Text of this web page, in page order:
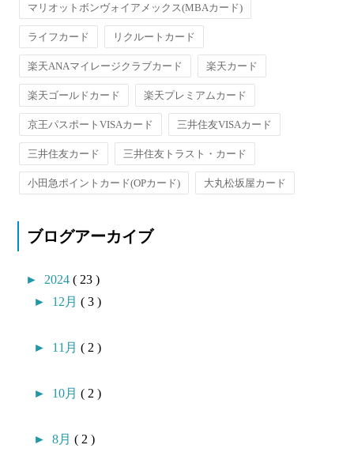
マリオットボンヴォイアメックス(MBAカード)
ライフカード リクルートカード
楽天ANAマイレージクラブカード 楽天カード
楽天ゴールドカード 楽天プレミアムカード
京王パスポートVISAカード 三井住友VISAカード
三井住友カード 三井住友トラスト・カード
小田急ポイントカード(OPカード) 大丸松坂屋カード
ブログアーカイブ
► 2024( 23 )
► 12月( 3 )
► 11月( 2 )
► 10月( 2 )
►8月( 2 )